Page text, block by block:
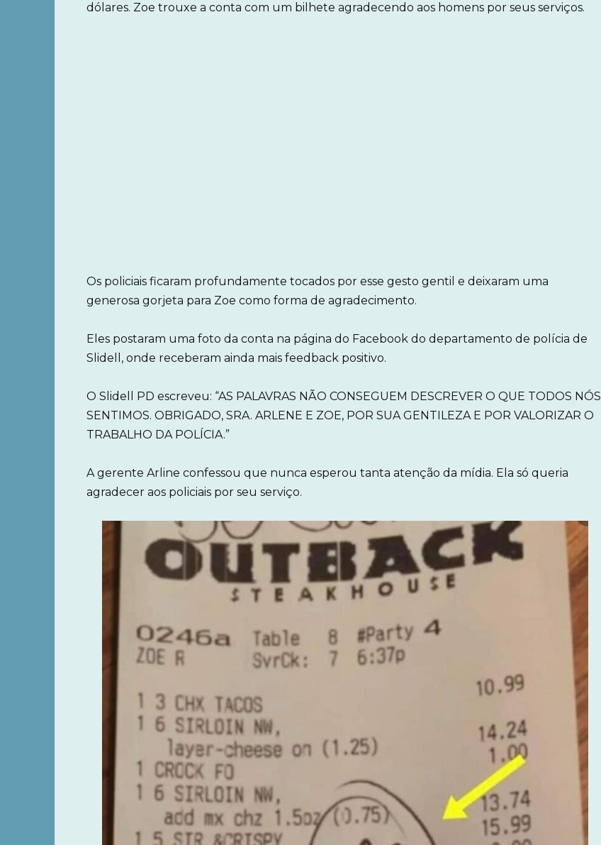
dólares. Zoe trouxe a conta com um bilhete agradecendo aos homens por seus serviços.
Os policiais ficaram profundamente tocados por esse gesto gentil e deixaram uma
generosa gorjeta para Zoe como forma de agradecimento.
Eles postaram uma foto da conta na página do Facebook do departamento de polícia de
Slidell, onde receberam ainda mais feedback positivo.
O Slidell PD escreveu: “AS PALAVRAS NÃO CONSEGUEM DESCREVER O QUE TODOS NÓS
SENTIMOS. OBRIGADO, SRA. ARLENE E ZOE, POR SUA GENTILEZA E POR VALORIZAR O
TRABALHO DA POLÍCIA.”
A gerente Arline confessou que nunca esperou tanta atenção da mídia. Ela só queria
agradecer aos policiais por seu serviço.